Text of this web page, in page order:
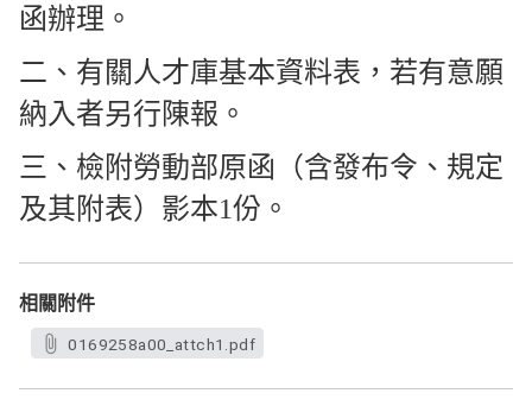
函辦理。
二、有關人才庫基本資料表，若有意願
納入者另行陳報。
三、檢附勞動部原函（含發布令、規定
及其附表）影本1份。
相關附件
0169258a00_attch1.pdf